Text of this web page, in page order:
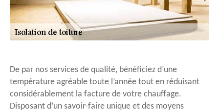
De par nos services de qualité, bénéficiez d’une
température agréable toute l’année tout en réduisant
considérablement la facture de votre chauffage.
Disposant d’un savoir-faire unique et des moyens